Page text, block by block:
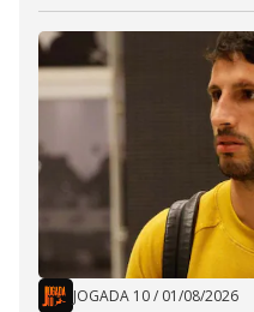
JOGADA 10/ 01/08/2026